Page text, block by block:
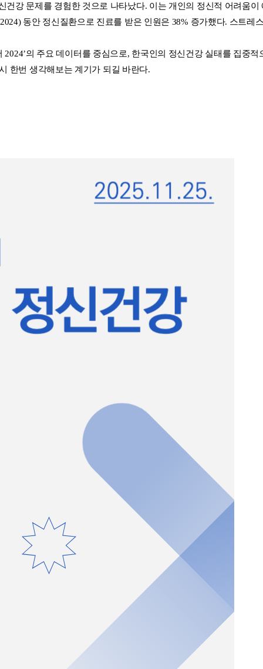
건강 문제를 경험한 것으로 나타났다. 이는 개인의 정신적 어려움
동안 정신질환으로 진료를 받은 인원은 38% 증가했다. 스트
의 주요 데이터를 중심으로, 한국인의 정신건강 실태를 집중
한번 생각해보는 계기가 되길 바란다.